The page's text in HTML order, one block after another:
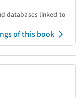
databases linked to
of this book